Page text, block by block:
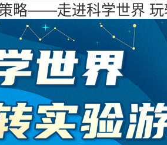
策略——走进科学世界